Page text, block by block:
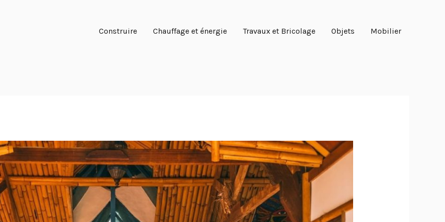
Construire Chauffage et énergie Travaux et Bricolage Objets Mobilier